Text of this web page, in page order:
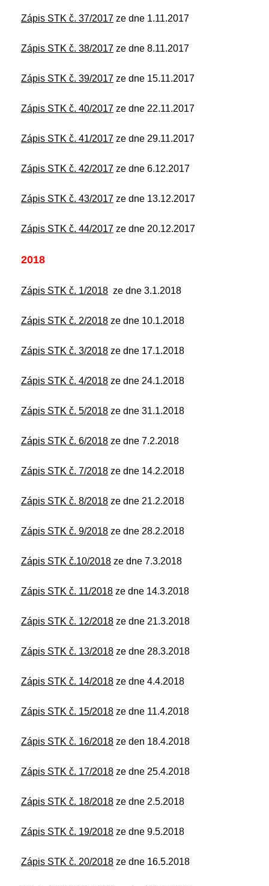
Zápis STK č. 37/2017 ze dne 1.11.2017
Zápis STK č. 38/2017 ze dne 8.11.2017
Zápis STK č. 39/2017 ze dne 15.11.2017
Zápis STK č. 40/2017 ze dne 22.11.2017
Zápis STK č. 41/2017 ze dne 29.11.2017
Zápis STK č. 42/2017 ze dne 6.12.2017
Zápis STK č. 43/2017 ze dne 13.12.2017
Zápis STK č. 44/2017 ze dne 20.12.2017
2018
Zápis STK č. 1/2018 ze dne 3.1.2018
Zápis STK č. 2/2018 ze dne 10.1.2018
Zápis STK č. 3/2018 ze dne 17.1.2018
Zápis STK č. 4/2018 ze dne 24.1.2018
Zápis STK č. 5/2018 ze dne 31.1.2018
Zápis STK č. 6/2018 ze dne 7.2.2018
Zápis STK č. 7/2018 ze dne 14.2.2018
Zápis STK č. 8/2018 ze dne 21.2.2018
Zápis STK č. 9/2018 ze dne 28.2.2018
Zápis STK č.10/2018 ze dne 7.3.2018
Zápis STK č. 11/2018 ze dne 14.3.2018
Zápis STK č. 12/2018 ze dne 21.3.2018
Zápis STK č. 13/2018 ze dne 28.3.2018
Zápis STK č. 14/2018 ze dne 4.4.2018
Zápis STK č. 15/2018 ze dne 11.4.2018
Zápis STK č. 16/2018 ze den 18.4.2018
Zápis STK č. 17/2018 ze dne 25.4.2018
Zápis STK č. 18/2018 ze dne 2.5.2018
Zápis STK č. 19/2018 ze dne 9.5.2018
Zápis STK č. 20/2018 ze dne 16.5.2018